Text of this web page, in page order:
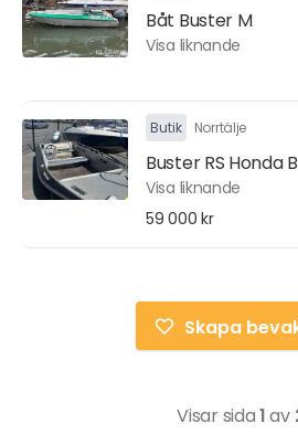
Båt Buster M
Visa liknande
Butik Norrtälje
Buster RS Honda
Visa liknande
59 000 kr
Skapa
Visar sida1av